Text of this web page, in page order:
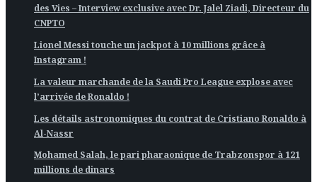
des Vies – Interview exclusive avec Dr. Jalel Ziadi, Directeur du
CNPTO
Lionel Messi touche un jackpot à 10 millions grâce à
Instagram !
La valeur marchande de la Saudi Pro League explose avec
l’arrivée de Ronaldo !
Les détails astronomiques du contrat de Cristiano Ronaldo à
Al-Nassr
Mohamed Salah, le pari pharaonique de Trabzonspor à 121
millions de dinars